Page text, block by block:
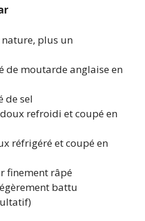
plus un
de moutarde anglaise en
de sel
refroidi et coupé en
réfrigéré et coupé en
finement râpé
battu